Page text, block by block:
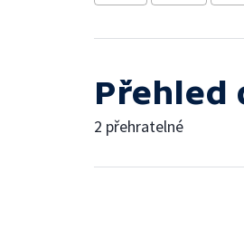
Přehled
2 přehratelné